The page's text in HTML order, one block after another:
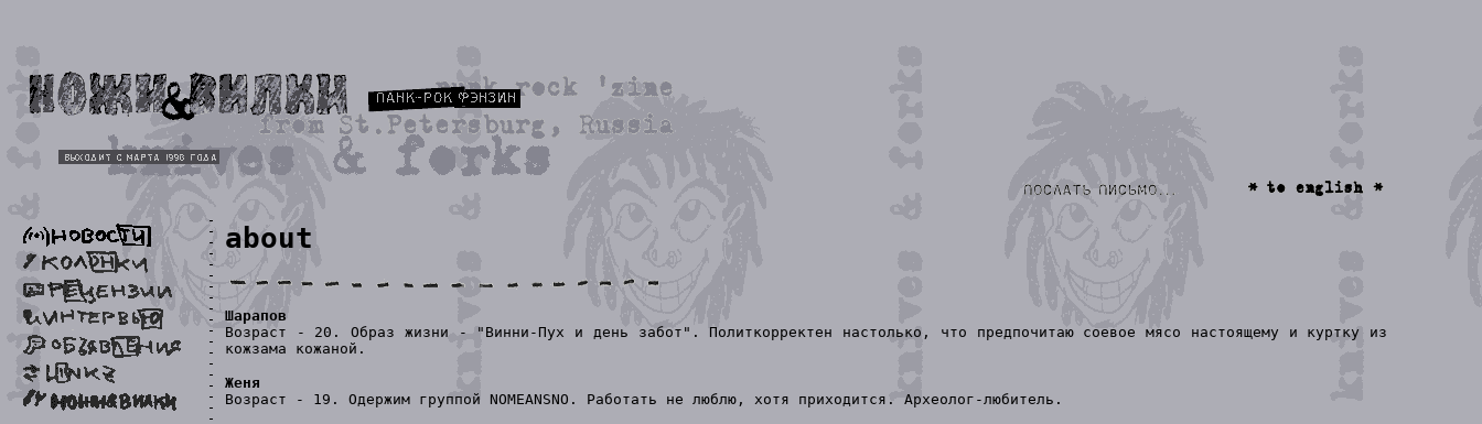
about
Шарапов
Возраст - 20. Образ жизни - "Винни-Пух и день забот". Политкорректен настолько, что предпочитаю соевое мясо настоящему и куртку из
кожзама кожаной.
Женя
Возраст - 19. Одержим группой NOMEANSNO. Работать не люблю, хотя приходится. Археолог-любитель.